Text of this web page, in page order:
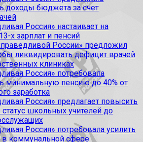
доходы бюджета за счет
Россия» настаивает на
х зарплат и пенсий
России» предложил
ликвидировать дефицит врачей
клиниках
Россия» потребовала
минимальную пенсию до 40% от
заработка
Россия» предлагает повысить
школьных учителей до
Россия» потребовала усилить
в коммунальной сфере